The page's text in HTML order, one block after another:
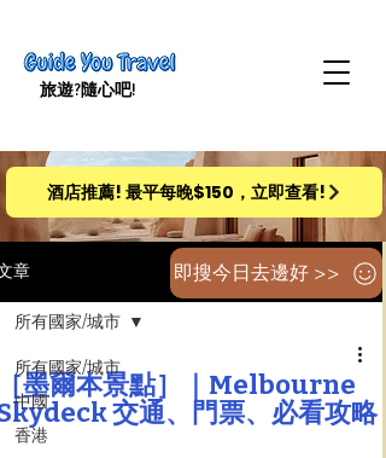
旅遊​?隨心吧!
酒店推薦! 最平每晚$150，立即查看!
章
所有國家/城市
中國
香港
所有國家/城市
墨爾本景點］｜Melbourne
交通、門票、必看攻略
即搜今日去邊好 >>